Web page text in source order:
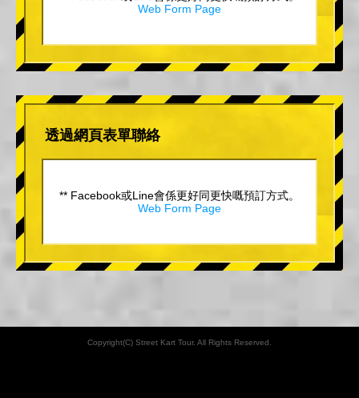
Web Form Page
透過網頁表單聯絡
** Facebook或Line會係更好同更快嘅預訂方式。
Web Form Page
Copyright(C) Street Kart Tour. All Rights Reserved.